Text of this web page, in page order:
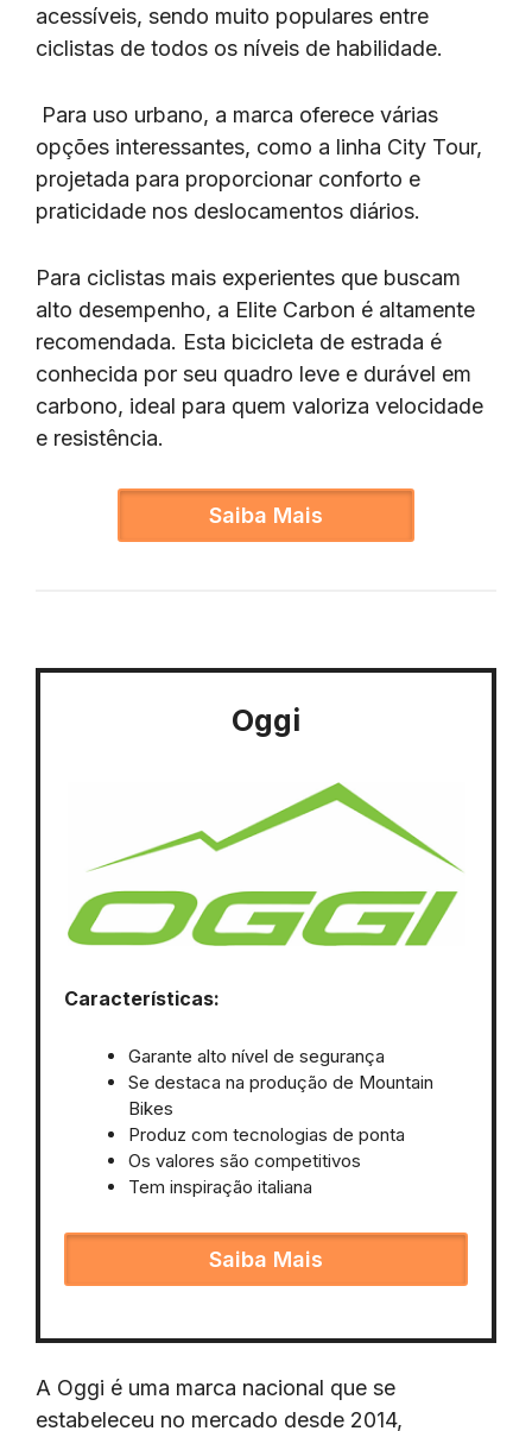
acessíveis, sendo muito populares entre
ciclistas de todos os níveis de habilidade.
Para uso urbano, a marca oferece várias
opções interessantes, como a linha City Tour,
projetada para proporcionar conforto e
praticidade nos deslocamentos diários.
Para ciclistas mais experientes que buscam
alto desempenho, a Elite Carbon é altamente
recomendada. Esta bicicleta de estrada é
conhecida por seu quadro leve e durável em
carbono, ideal para quem valoriza velocidade
e resistência.
Saiba Mais
Oggi
Características:
Garante alto nível de segurança
Se destaca na produção de Mountain
Bikes
Produz com tecnologias de ponta
Os valores são competitivos
Tem inspiração italiana
Saiba Mais
A Oggi é uma marca nacional que se
estabeleceu no mercado desde 2014,